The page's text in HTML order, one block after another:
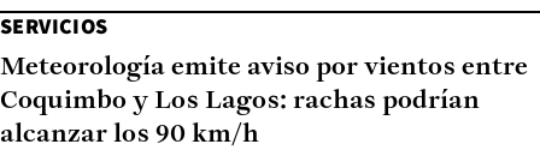
SERVICIOS
Meteorología emite aviso por vientos entre
Coquimbo y Los Lagos: rachas podrían
alcanzar los 90 km/h